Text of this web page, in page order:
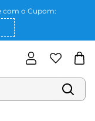
com o Cupom: